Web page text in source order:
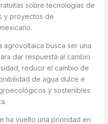
sobre tecnologías de
y proyectos de
agrovoltaica busca ser una
dar respuesta al cambio
reducir el cambio de
de agua dulce e
y sostenibles
ha vuelto una prioridad en